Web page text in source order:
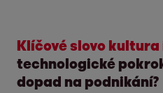
Klíčové slovo kultura
technologické
dopad na podnikání?